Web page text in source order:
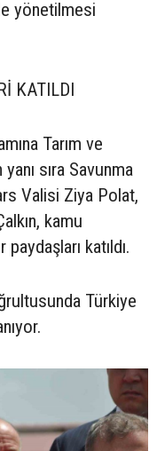
yönetilmesi
KATILDI
Tarım ve
sıra Savunma
Valisi Ziya Polat,
kamu
katıldı.
Türkiye